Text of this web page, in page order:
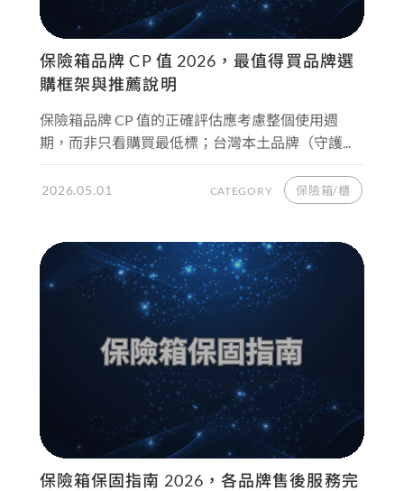
保險箱品牌 CP 值 2026，最值得買品牌選
購框架與推薦說明
保險箱品牌 CP 值的正確評估應考慮整個使用週
期，而非只看購買最低標；台灣本土品牌（守護...
2026.05.01 CATEGORY 保險箱/櫃
保險箱保固指南 2026，各品牌售後服務完